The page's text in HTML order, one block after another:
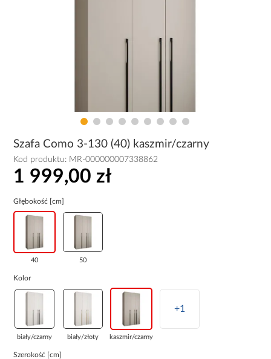
Szafa Como 3-130 (40) kaszmir/czarny
Kod produktu: MR-000000007338862
1 999,00 zł
Głębokość [cm]
40 50
Kolor
biały/czarny biały/złoty kaszmir/czarny
+1
Szerokość [cm]